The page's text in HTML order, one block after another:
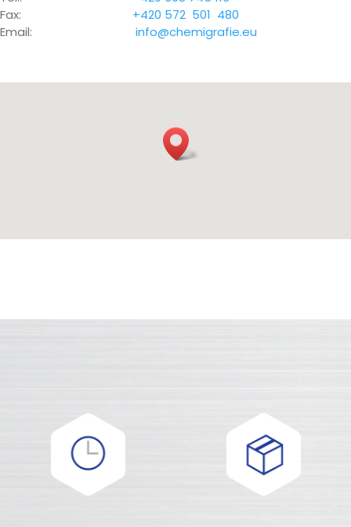
Fax:
+420 572 501 480
Email:
info@chemigrafie.eu